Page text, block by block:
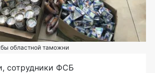
областной таможни
сотрудники ФСБ